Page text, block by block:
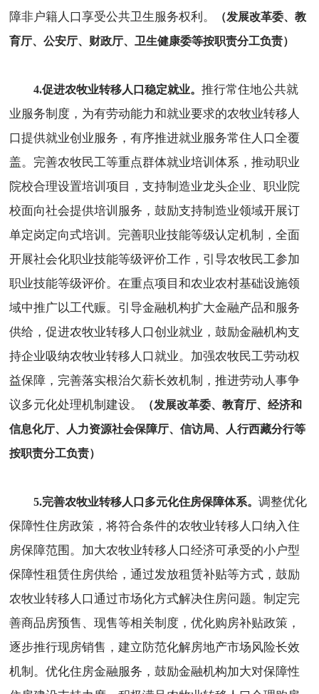
障非户籍人口享受公共卫生服务权利。
（发展改革委、教
育厅、公安厅、财政厅、卫生健康委等按职责分工负责）
4.促进农牧业转移人口稳定就业。推行常住地公共就
业服务制度，为有劳动能力和就业要求的农牧业转移人
口提供就业创业服务，有序推进就业服务常住人口全覆
盖。完善农牧民工等重点群体就业培训体系，推动职业
院校合理设置培训项目，支持制造业龙头企业、职业院
校面向社会提供培训服务，鼓励支持制造业领域开展订
单定岗定向式培训。完善职业技能等级认定机制，全面
开展社会化职业技能等级评价工作，引导农牧民工参加
职业技能等级评价。在重点项目和农业农村基础设施领
域中推广以工代赈。引导金融机构扩大金融产品和服务
供给，促进农牧业转移人口创业就业，鼓励金融机构支
持企业吸纳农牧业转移人口就业。加强农牧民工劳动权
益保障，完善落实根治欠薪长效机制，推进劳动人事争
议多元化处理机制建设。
（发展改革委、教育厅、经济和
信息化厅、人力资源社会保障厅、信访局、人行西藏分行等
按职责分工负责）
5.完善农牧业转移人口多元化住房保障体系。调整优化
保障性住房政策，将符合条件的农牧业转移人口纳入住
房保障范围。加大农牧业转移人口经济可承受的小户型
保障性租赁住房供给，通过发放租赁补贴等方式，鼓励
农牧业转移人口通过市场化方式解决住房问题。制定完
善商品房预售、现售等相关制度，优化购房补贴政策，
逐步推行现房销售，建立防范化解房地产市场风险长效
机制。优化住房金融服务，鼓励金融机构加大对保障性